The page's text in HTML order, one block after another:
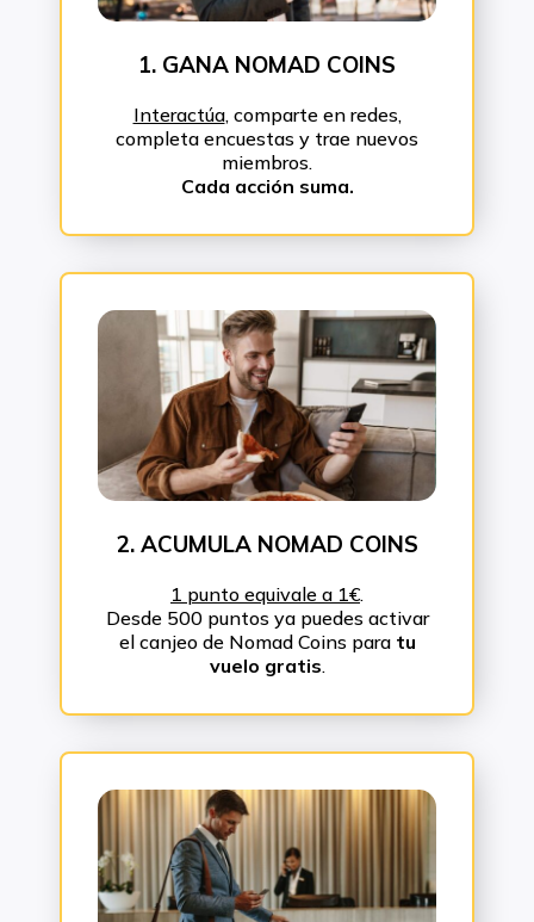
1. GANA NOMAD COINS
Interactúa, comparte en redes,
completa encuestas y trae nuevos
miembros.
Cada acción suma.
2. ACUMULA NOMAD COINS
1 punto equivale a 1€.
Desde 500 puntos ya puedes activar
el canjeo de Nomad Coins para tu
vuelo gratis.